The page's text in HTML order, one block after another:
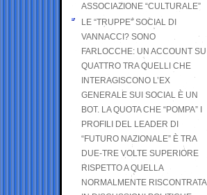
ASSOCIAZIONE “CULTURALE”
LE “TRUPPE” SOCIAL DI
VANNACCI? SONO
FARLOCCHE: UN ACCOUNT SU
QUATTRO TRA QUELLI CHE
INTERAGISCONO L’EX
GENERALE SUI SOCIAL È UN
BOT. LA QUOTA CHE “POMPA” I
PROFILI DEL LEADER DI
“FUTURO NAZIONALE” È TRA
DUE-TRE VOLTE SUPERIORE
RISPETTO A QUELLA
NORMALMENTE RISCONTRATA